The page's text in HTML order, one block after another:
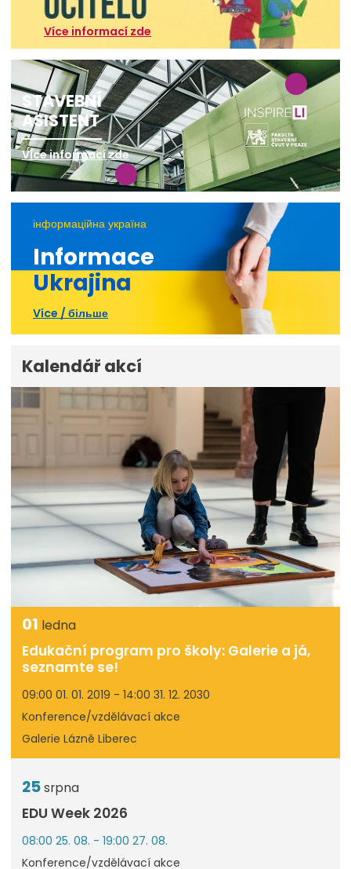
Více informací zde
STAVEBNÍ
ASISTENT
Více informací zde
інформаційна україна
Informace
Ukrajina
Více / більше
Kalendář akcí
01 ledna
Edukační program pro školy: Galerie a já,
seznamte se!
09:00 01. 01. 2019 - 14:00 31. 12. 2030
Konference/vzdělávací akce
Galerie Lázně Liberec
25srpna
EDU Week 2026
08:00 25. 08. - 19:00 27. 08.
Konference/vzdělávací akce